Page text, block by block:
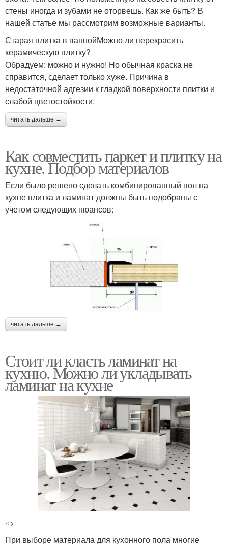
стены иногда и зубами не оторвешь. Как же быть? В
нашей статье мы рассмотрим возможные варианты.
Старая плитка в ваннойМожно ли перекрасить
керамическую плитку?
Обрадуем: можно и нужно! Но обычная краска не
справится, сделает только хуже. Причина в
недостаточной адгезии к гладкой поверхности плитки и
слабой цветостойкости.
читать дальше →
Как совместить паркет и плитку на
кухне. Подбор материалов
Если было решено сделать комбинированный пол на
кухне плитка и ламинат должны быть подобраны с
учетом следующих нюансов:
читать дальше →
Стоит ли класть ламинат на
кухню. Можно ли укладывать
ламинат на кухне
«>
При выборе материала для кухонного пола многие